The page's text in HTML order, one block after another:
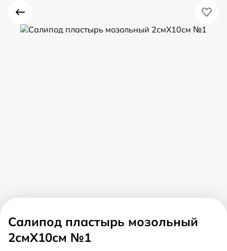
Салипод пластырь мозольный
2смX10см №1